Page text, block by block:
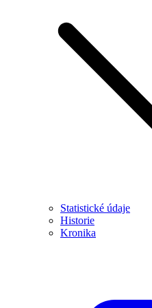
Statistické údaje
Historie
Kronika